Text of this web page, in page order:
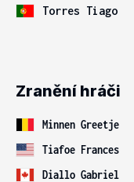
Torres Tiago
Zranění hráči
Minnen Greetje
Tiafoe Frances
Diallo Gabriel